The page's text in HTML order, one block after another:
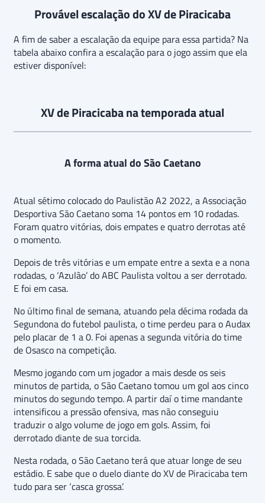
Provável escalação do XV de Piracicaba
A fim de saber a escalação da equipe para essa partida? Na
tabela abaixo confira a escalação para o jogo assim que ela
estiver disponível:
XV de Piracicaba na temporada atual
A forma atual do São Caetano
Atual sétimo colocado do Paulistão A2 2022, a Associação
Desportiva São Caetano soma 14 pontos em 10 rodadas.
Foram quatro vitórias, dois empates e quatro derrotas até
o momento.
Depois de três vitórias e um empate entre a sexta e a nona
rodadas, o ‘Azulão’ do ABC Paulista voltou a ser derrotado.
E foi em casa.
No último final de semana, atuando pela décima rodada da
Segundona do futebol paulista, o time perdeu para o Audax
pelo placar de 1 a 0. Foi apenas a segunda vitória do time
de Osasco na competição.
Mesmo jogando com um jogador a mais desde os seis
minutos de partida, o São Caetano tomou um gol aos cinco
minutos do segundo tempo. A partir daí o time mandante
intensificou a pressão ofensiva, mas não conseguiu
traduzir o algo volume de jogo em gols. Assim, foi
derrotado diante de sua torcida.
Nesta rodada, o São Caetano terá que atuar longe de seu
estádio. E sabe que o duelo diante do XV de Piracicaba tem
tudo para ser ‘casca grossa’.